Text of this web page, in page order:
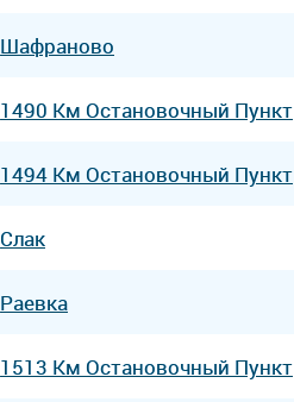
Шафраново
1490 Км Остановочный Пункт
1494 Км Остановочный Пункт
Слак
Раевка
1513 Км Остановочный Пункт